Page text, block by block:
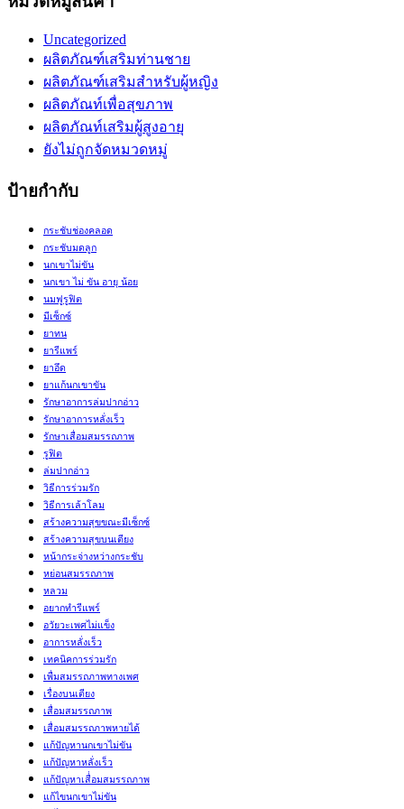
Uncategorized
ผลิตภัณฑ์เสริมท่านชาย
ผลิตภัณฑ์เสริมสำหรับผู้หญิง
ผลิตภัณท์เพื่อสุขภาพ
ผลิตภัณท์เสริมผู้สูงอายุ
ยังไม่ถูกจัดหมวดหมู่
ป้ายกำกับ
กระชับช่องคลอด
กระชับมดลูก
นกเขาไม่ขัน
นกเขา ไม่ ขัน อายุ น้อย
นมฟูรูฟิต
มีเซ็กซ์
ยาทน
ยารีแพร์
ยาอึด
ยาแก้นกเขาขัน
รักษาอาการล่มปากอ่าว
รักษาอาการหลั่งเร็ว
รักษาเสื่อมสมรรถภาพ
รูฟิต
ล่มปากอ่าว
วิธีการร่วมรัก
วิธีการเล้าโลม
สร้างความสุขขณะมีเซ็กซ์
สร้างความสุขบนเตียง
หน้ากระจ่างหว่างกระชับ
หย่อนสมรรถภาพ
หลวม
อยากทำรีแพร์
อวัยวะเพศไม่แข็ง
อาการหลั่งเร็ว
เทคนิคการร่วมรัก
เพื่มสมรรถภาพทางเพศ
เรื่องบนเตียง
เสื่อมสมรรถภาพ
เสื่อมสมรรถภาพหายได้
แก้ปัญหานกเขาไม่ขัน
แก้ปัญหาหลั่งเร็ว
แก้ปัญหาเสื่่อมสมรรถภาพ
แก้ไขนกเขาไม่ขัน